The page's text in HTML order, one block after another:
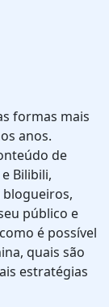
formas mais
anos.
de
Bilibili,
público e
é possível
quais são
estratégias